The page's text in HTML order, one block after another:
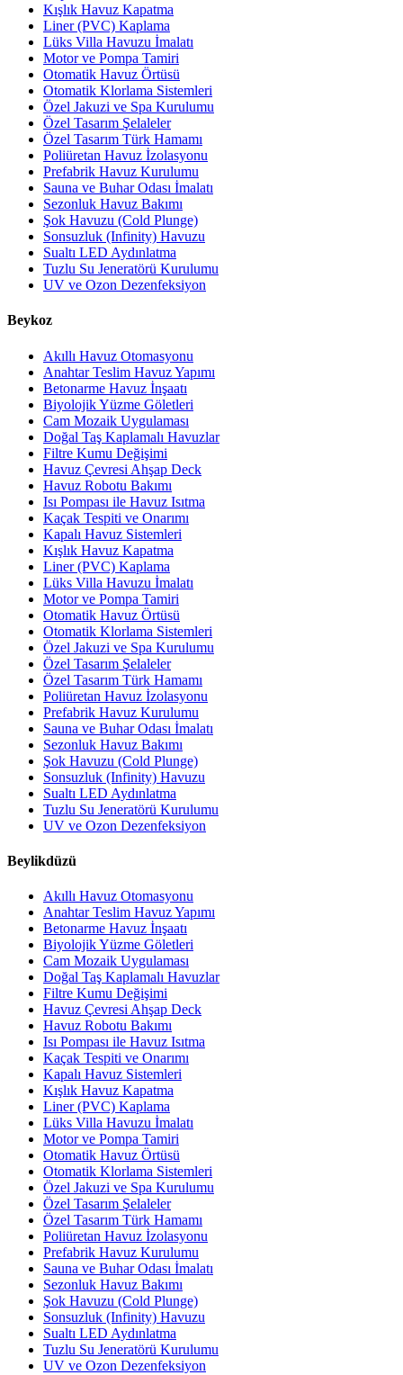
Kışlık Havuz Kapatma
Liner (PVC) Kaplama
Lüks Villa Havuzu İmalatı
Motor ve Pompa Tamiri
Otomatik Havuz Örtüsü
Otomatik Klorlama Sistemleri
Özel Jakuzi ve Spa Kurulumu
Özel Tasarım Şelaleler
Özel Tasarım Türk Hamamı
Poliüretan Havuz İzolasyonu
Prefabrik Havuz Kurulumu
Sauna ve Buhar Odası İmalatı
Sezonluk Havuz Bakımı
Şok Havuzu (Cold Plunge)
Sonsuzluk (Infinity) Havuzu
Sualtı LED Aydınlatma
Tuzlu Su Jeneratörü Kurulumu
UV ve Ozon Dezenfeksiyon
Beykoz
Akıllı Havuz Otomasyonu
Anahtar Teslim Havuz Yapımı
Betonarme Havuz İnşaatı
Biyolojik Yüzme Göletleri
Cam Mozaik Uygulaması
Doğal Taş Kaplamalı Havuzlar
Filtre Kumu Değişimi
Havuz Çevresi Ahşap Deck
Havuz Robotu Bakımı
Isı Pompası ile Havuz Isıtma
Kaçak Tespiti ve Onarımı
Kapalı Havuz Sistemleri
Kışlık Havuz Kapatma
Liner (PVC) Kaplama
Lüks Villa Havuzu İmalatı
Motor ve Pompa Tamiri
Otomatik Havuz Örtüsü
Otomatik Klorlama Sistemleri
Özel Jakuzi ve Spa Kurulumu
Özel Tasarım Şelaleler
Özel Tasarım Türk Hamamı
Poliüretan Havuz İzolasyonu
Prefabrik Havuz Kurulumu
Sauna ve Buhar Odası İmalatı
Sezonluk Havuz Bakımı
Şok Havuzu (Cold Plunge)
Sonsuzluk (Infinity) Havuzu
Sualtı LED Aydınlatma
Tuzlu Su Jeneratörü Kurulumu
UV ve Ozon Dezenfeksiyon
Beylikdüzü
Akıllı Havuz Otomasyonu
Anahtar Teslim Havuz Yapımı
Betonarme Havuz İnşaatı
Biyolojik Yüzme Göletleri
Cam Mozaik Uygulaması
Doğal Taş Kaplamalı Havuzlar
Filtre Kumu Değişimi
Havuz Çevresi Ahşap Deck
Havuz Robotu Bakımı
Isı Pompası ile Havuz Isıtma
Kaçak Tespiti ve Onarımı
Kapalı Havuz Sistemleri
Kışlık Havuz Kapatma
Liner (PVC) Kaplama
Lüks Villa Havuzu İmalatı
Motor ve Pompa Tamiri
Otomatik Havuz Örtüsü
Otomatik Klorlama Sistemleri
Özel Jakuzi ve Spa Kurulumu
Özel Tasarım Şelaleler
Özel Tasarım Türk Hamamı
Poliüretan Havuz İzolasyonu
Prefabrik Havuz Kurulumu
Sauna ve Buhar Odası İmalatı
Sezonluk Havuz Bakımı
Şok Havuzu (Cold Plunge)
Sonsuzluk (Infinity) Havuzu
Sualtı LED Aydınlatma
Tuzlu Su Jeneratörü Kurulumu
UV ve Ozon Dezenfeksiyon